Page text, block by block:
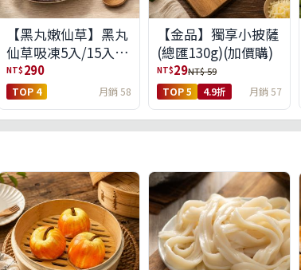
【黑丸嫩仙草】黑丸
仙草吸凍5入/15入
(免運)(預購中8/14出
貨)
NT$ 290
TOP 4 月銷 58
【金品】獨享小披薩
(總匯130g)(加價購)
NT$29NT$ 59
TOP 5 4.9折 月銷 57